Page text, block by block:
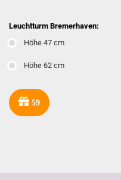
Leuchtturm Bremerhaven:
Höhe 47 cm
Höhe 62 cm
59